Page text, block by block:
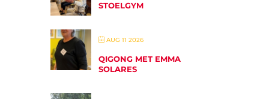
STOELGYM
AUG 11 2026
QIGONG MET EMMA
SOLARES